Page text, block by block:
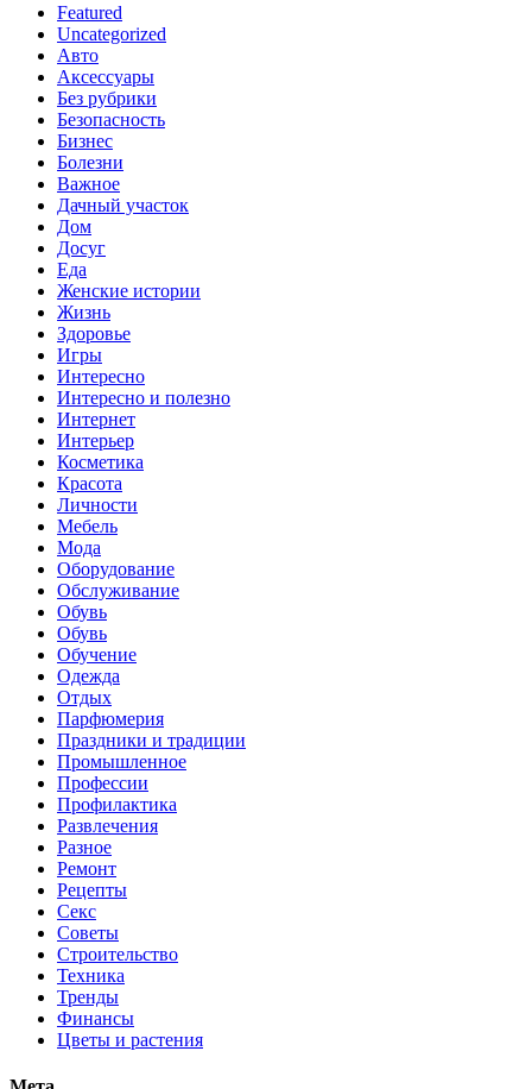
Featured
Uncategorized
Авто
Аксессуары
Без рубрики
Безопасность
Бизнес
Болезни
Важное
Дачный участок
Дом
Досуг
Еда
Женские истории
Жизнь
Здоровье
Игры
Интересно
Интересно и полезно
Интернет
Интерьер
Косметика
Красота
Личности
Мебель
Мода
Оборудование
Обслуживание
Обувь
Обувь
Обучение
Одежда
Отдых
Парфюмерия
Праздники и традиции
Промышленное
Профессии
Профилактика
Развлечения
Разное
Ремонт
Рецепты
Секс
Советы
Строительство
Техника
Тренды
Финансы
Цветы и растения